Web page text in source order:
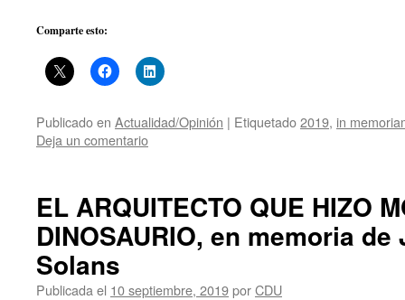
Comparte esto:
Publicado en Actualidad/Opinión | Etiquetado2019, in
Deja un comentario
EL ARQUITECTO QUE HIZO
DINOSAURIO, en memoria
Solans
Publicada el 10 septiembre, 2019porCDU